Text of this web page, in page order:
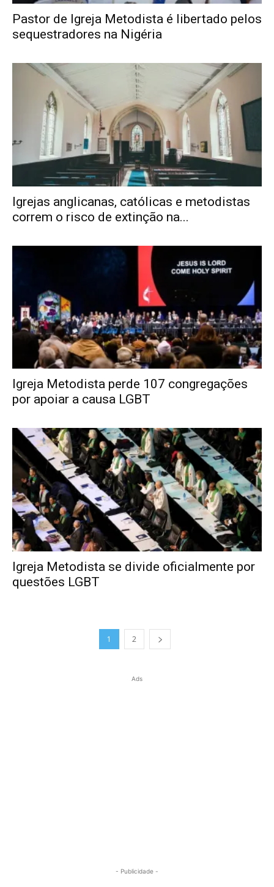
Pastor de Igreja Metodista é libertado pelos
sequestradores na Nigéria
Igrejas anglicanas, católicas e metodistas
correm o risco de extinção na...
Igreja Metodista perde 107 congregações
por apoiar a causa LGBT
Igreja Metodista se divide oficialmente por
questões LGBT
1 2
Ads
- Publicidade -